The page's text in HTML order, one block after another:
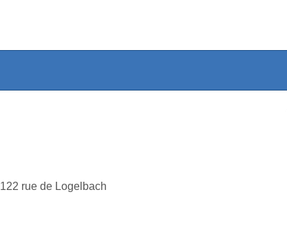
122 rue de Logelbach